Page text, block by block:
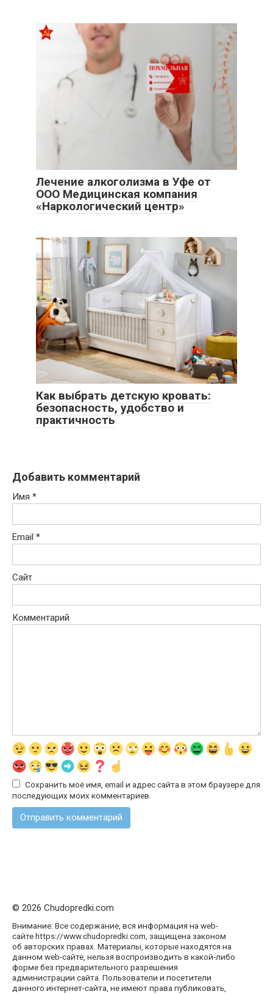
Лечение алкоголизма в Уфе от
ООО Медицинская компания
«Наркологический центр»
Как выбрать детскую кровать:
безопасность, удобство и
практичность
Добавить комментарий
Имя *
Email *
Сайт
Комментарий
Сохранить моё имя, email и адрес сайта в этом браузере для
последующих моих комментариев.
© 2026 Chudopredki.com
Внимание: Все содержание, вся информация на web-
сайте https://www.chudopredki.com, защищена законом
об авторских правах. Материалы, которые находятся на
данном web-сайте, нельзя воспроизводить в какой-либо
форме без предварительного разрешения
администрации сайта. Пользователи и посетители
данного интернет-сайта, не имеют права публиковать,